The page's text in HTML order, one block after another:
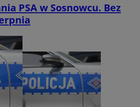
PSA w Sosnowcu. Bez